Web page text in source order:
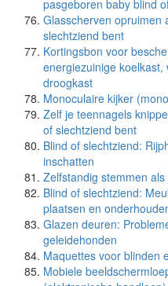
pasgeboren baby blind
Glasscherven opruimen
slechtziend bent
Kortingsbon voor
energiezuinige
droogkast
Monoculaire kijker
Zelf je teennagels
of slechtziend bent
Blind of slechtziend:
inschatten
Zelfstandig stemmen
Blind of slechtziend:
plaatsen en
Glazen deuren:
geleidehonden
Maquettes voor blinden
Mobiele